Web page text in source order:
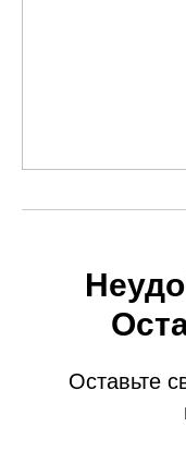
Оставьте